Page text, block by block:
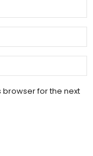
browser for the next